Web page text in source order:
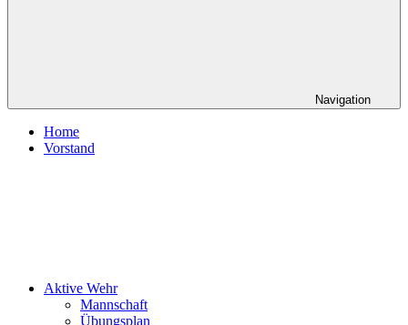
Navigation
Home
Vorstand
Aktive Wehr
Mannschaft
Übungsplan